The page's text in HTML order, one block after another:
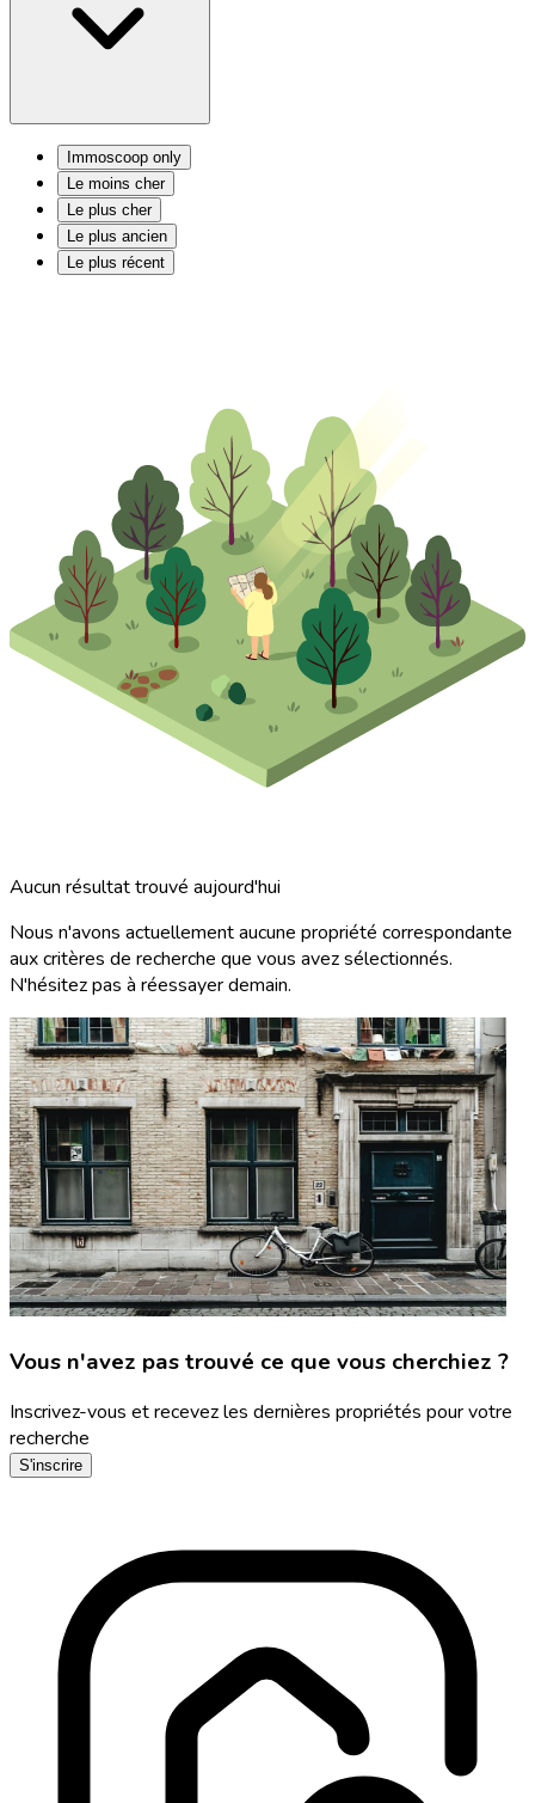
Immoscoop only
Le moins cher
Le plus cher
Le plus ancien
Le plus récent
Aucun résultat trouvé aujourd'hui
Nous n'avons actuellement aucune propriété correspondante
aux critères de recherche que vous avez sélectionnés.
N'hésitez pas à réessayer demain.
Vous n'avez pas trouvé ce que vous cherchiez ?
Inscrivez-vous et recevez les dernières propriétés pour votre
recherche
S'inscrire